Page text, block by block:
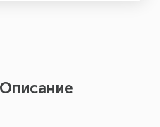
Описание